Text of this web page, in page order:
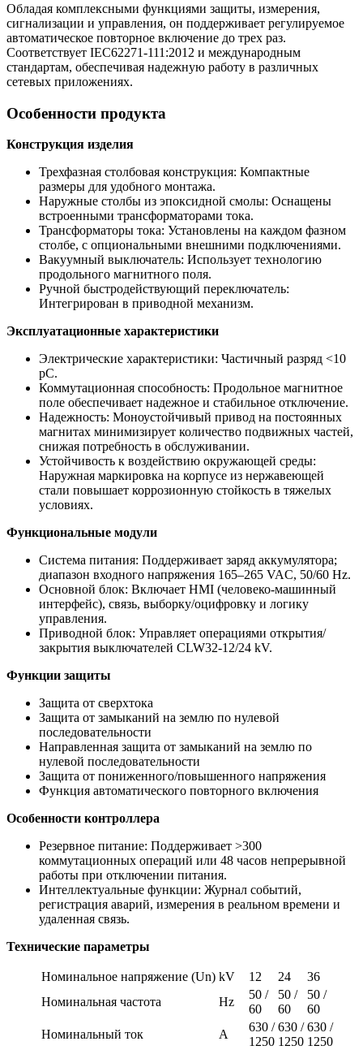
Обладая комплексными функциями защиты, измерения,
сигнализации и управления, он поддерживает регулируемое
автоматическое повторное включение до трех раз.
Соответствует IEC62271-111:2012 и международным
стандартам, обеспечивая надежную работу в различных
сетевых приложениях.
Особенности продукта
Конструкция изделия
Трехфазная столбовая конструкция: Компактные
размеры для удобного монтажа.
Наружные столбы из эпоксидной смолы: Оснащены
встроенными трансформаторами тока.
Трансформаторы тока: Установлены на каждом фазном
столбе, с опциональными внешними подключениями.
Вакуумный выключатель: Использует технологию
продольного магнитного поля.
Ручной быстродействующий переключатель:
Интегрирован в приводной механизм.
Эксплуатационные характеристики
Электрические характеристики: Частичный разряд <10
pC.
Коммутационная способность: Продольное магнитное
поле обеспечивает надежное и стабильное отключение.
Надежность: Моноустойчивый привод на постоянных
магнитах минимизирует количество подвижных частей,
снижая потребность в обслуживании.
Устойчивость к воздействию окружающей среды:
Наружная маркировка на корпусе из нержавеющей
стали повышает коррозионную стойкость в тяжелых
условиях.
Функциональные модули
Система питания: Поддерживает заряд аккумулятора;
диапазон входного напряжения 165–265 VAC, 50/60 Hz.
Основной блок: Включает HMI (человеко-машинный
интерфейс), связь, выборку/оцифровку и логику
управления.
Приводной блок: Управляет операциями открытия/
закрытия выключателей CLW32-12/24 kV.
Функции защиты
Защита от сверхтока
Защита от замыканий на землю по нулевой
последовательности
Направленная защита от замыканий на землю по
нулевой последовательности
Защита от пониженного/повышенного напряжения
Функция автоматического повторного включения
Особенности контроллера
Резервное питание: Поддерживает >300
коммутационных операций или 48 часов непрерывной
работы при отключении питания.
Интеллектуальные функции: Журнал событий,
регистрация аварий, измерения в реальном времени и
удаленная связь.
Технические параметры
Номинальное напряжение (Un) kV 12 24
36
Номинальная частота
Hz
50 /
60
50 /
60
50 /
60
Номинальный ток
A
630 /
1250
630 /
1250
630 /
1250